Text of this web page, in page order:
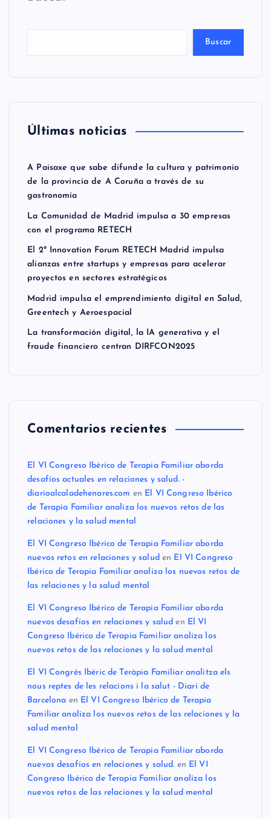
Buscar
Últimas noticias
A Paisaxe que sabe difunde la cultura y patrimonio
de la provincia de A Coruña a través de su
gastronomía
La Comunidad de Madrid impulsa a 30 empresas
con el programa RETECH
El 2º Innovation Forum RETECH Madrid impulsa
alianzas entre startups y empresas para acelerar
proyectos en sectores estratégicos
Madrid impulsa el emprendimiento digital en Salud,
Greentech y Aeroespacial
La transformación digital, la IA generativa y el
fraude financiero centran DIRFCON2025
Comentarios recientes
El VI Congreso Ibérico de Terapia Familiar aborda
desafíos actuales en relaciones y salud. -
diarioalcaladehenares.com en El VI Congreso Ibérico
de Terapia Familiar analiza los nuevos retos de las
relaciones y la salud mental
El VI Congreso Ibérico de Terapia Familiar aborda
nuevos retos en relaciones y saluden El VI Congreso
Ibérico de Terapia Familiar analiza los nuevos retos de
las relaciones y la salud mental
El VI Congreso Ibérico de Terapia Familiar aborda
nuevos desafíos en relaciones y salud en El VI
Congreso Ibérico de Terapia Familiar analiza los
nuevos retos de las relaciones y la salud mental
El VI Congrés Ibèric de Teràpia Familiar analitza els
nous reptes de les relacions i la salut - Diari de
Barcelona en El VI Congreso Ibérico de Terapia
Familiar analiza los nuevos retos de las relaciones y la
salud mental
El VI Congreso Ibérico de Terapia Familiar aborda
nuevos desafíos en relaciones y salud. en El VI
Congreso Ibérico de Terapia Familiar analiza los
nuevos retos de las relaciones y la salud mental